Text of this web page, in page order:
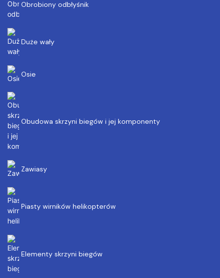
Obrobiony odbłyśnik
Duże wały
Osie
Obudowa skrzyni biegów i jej komponenty
Zawiasy
Piasty wirników helikopterów
Elementy skrzyni biegów